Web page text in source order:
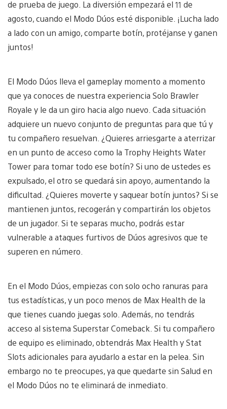
de prueba de juego. La diversión empezará el 11 de
agosto, cuando el Modo Dúos esté disponible. ¡Lucha lado
a lado con un amigo, comparte botín, protéjanse y ganen
juntos!
El Modo Dúos lleva el gameplay momento a momento
que ya conoces de nuestra experiencia Solo Brawler
Royale y le da un giro hacia algo nuevo. Cada situación
adquiere un nuevo conjunto de preguntas para que tú y
tu compañero resuelvan. ¿Quieres arriesgarte a aterrizar
en un punto de acceso como la Trophy Heights Water
Tower para tomar todo ese botín? Si uno de ustedes es
expulsado, el otro se quedará sin apoyo, aumentando la
dificultad. ¿Quieres moverte y saquear botín juntos? Si se
mantienen juntos, recogerán y compartirán los objetos
de un jugador. Si te separas mucho, podrás estar
vulnerable a ataques furtivos de Dúos agresivos que te
superen en número.
En el Modo Dúos, empiezas con solo ocho ranuras para
tus estadísticas, y un poco menos de Max Health de la
que tienes cuando juegas solo. Además, no tendrás
acceso al sistema Superstar Comeback. Si tu compañero
de equipo es eliminado, obtendrás Max Health y Stat
Slots adicionales para ayudarlo a estar en la pelea. Sin
embargo no te preocupes, ya que quedarte sin Salud en
el Modo Dúos no te eliminará de inmediato.